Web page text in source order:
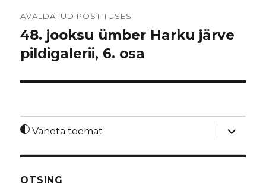
AVALDATUD POSTITUSES
48. jooksu ümber Harku järve
pildigalerii, 6. osa
Vaheta teemat
laienda
OTSING